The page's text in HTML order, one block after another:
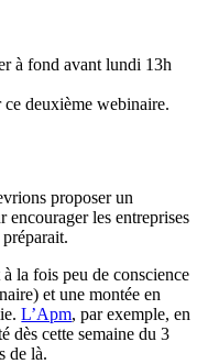
à fond avant lundi 13h
deuxième webinaire.
proposer un
encourager les entreprises
la fois peu de conscience
et une montée en
L’Apm, par exemple, en
dès cette semaine du 3
de là.